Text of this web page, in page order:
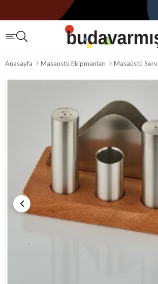
Anasayfa Masaüstü Ekipmanları Masaüstü